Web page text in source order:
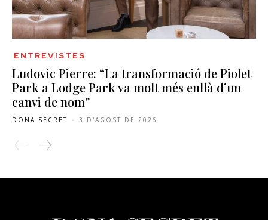
ENTREVISTES
Ludovic Pierre: “La transformació de Piolet
Park a Lodge Park va molt més enllà d’un
canvi de nom”
DONA SECRET - 3 D'AGOST DE 2026